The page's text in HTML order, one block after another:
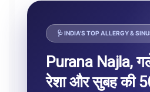
🩺 INDIA'S TOP ALLERGY &
Purana Najla,
रेशा और सुबह की